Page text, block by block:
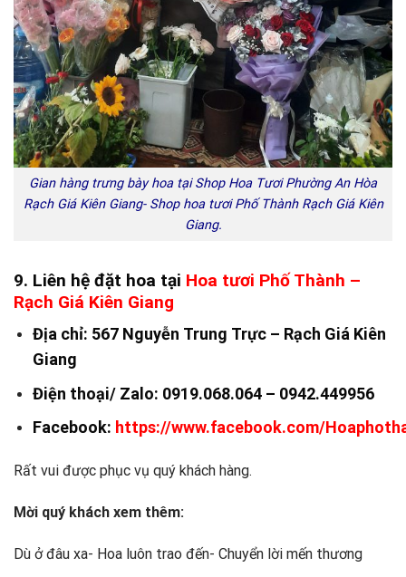
Gian hàng trưng bày hoa tại Shop Hoa Tươi Phường An Hòa
Rạch Giá Kiên Giang- Shop hoa tươi Phố Thành Rạch Giá Kiên
Giang.
9. Liên hệ đặt hoa tại Hoa tươi Phố Thành –
Rạch Giá Kiên Giang
Địa chỉ: 567 Nguyễn Trung Trực – Rạch Giá Kiên
Giang
Điện thoại/ Zalo: 0919.068.064 – 0942.449956
Facebook: https://www.facebook.com/
Rất vui được phục vụ quý khách hàng.
Mời quý khách xem thêm:
Dù ở đâu xa- Hoa luôn trao đến- Chuyển lời mến thương